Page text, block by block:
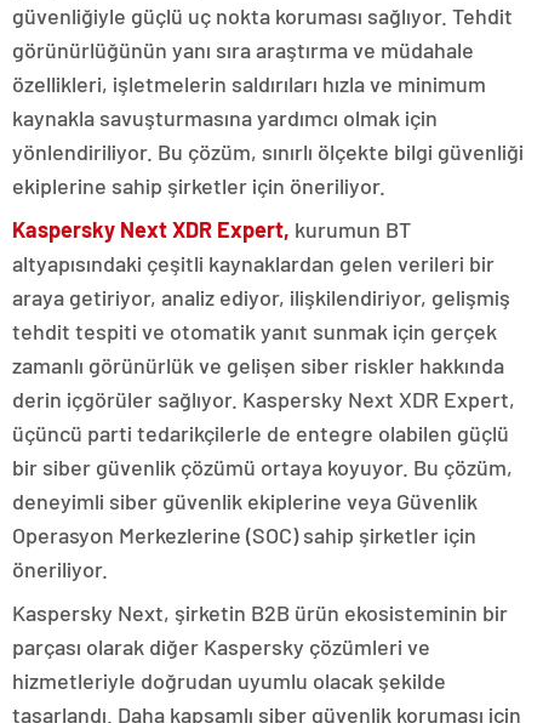
güvenliğiyle güçlü uç nokta koruması sağlıyor. Tehdit
görünürlüğünün yanı sıra araştırma ve müdahale
özellikleri, işletmelerin saldırıları hızla ve minimum
kaynakla savuşturmasına yardımcı olmak için
yönlendiriliyor. Bu çözüm, sınırlı ölçekte bilgi güvenliği
ekiplerine sahip şirketler için öneriliyor.
Kaspersky Next XDR Expert, kurumun BT
altyapısındaki çeşitli kaynaklardan gelen verileri bir
araya getiriyor, analiz ediyor, ilişkilendiriyor, gelişmiş
tehdit tespiti ve otomatik yanıt sunmak için gerçek
zamanlı görünürlük ve gelişen siber riskler hakkında
derin içgörüler sağlıyor. Kaspersky Next XDR Expert,
üçüncü parti tedarikçilerle de entegre olabilen güçlü
bir siber güvenlik çözümü ortaya koyuyor. Bu çözüm,
deneyimli siber güvenlik ekiplerine veya Güvenlik
Operasyon Merkezlerine (SOC) sahip şirketler için
öneriliyor.
Kaspersky Next, şirketin B2B ürün ekosisteminin bir
parçası olarak diğer Kaspersky çözümleri ve
hizmetleriyle doğrudan uyumlu olacak şekilde
tasarlandı. Daha kapsamlı siber güvenlik koruması için